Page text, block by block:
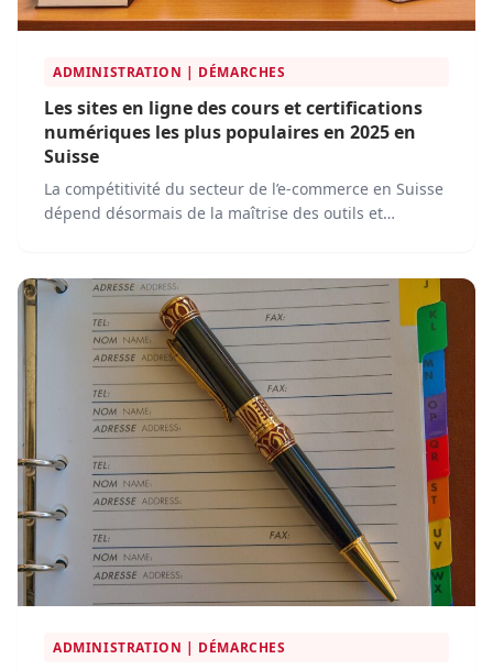
ADMINISTRATION | DÉMARCHES
Les sites en ligne des cours et certifications
numériques les plus populaires en 2025 en
Suisse
La compétitivité du secteur de l’e-commerce en Suisse
dépend désormais de la maîtrise des outils et
ADMINISTRATION | DÉMARCHES